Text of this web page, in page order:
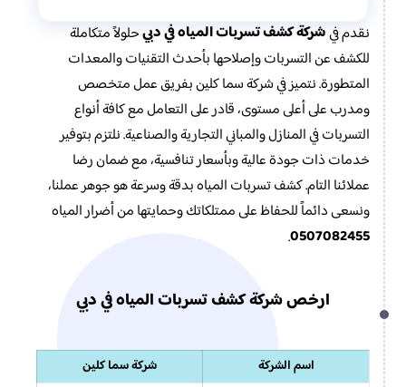
نقدم فيشركة كشف تسربات المياه في دبيحلولاً متكاملة
للكشف عن التسربات وإصلاحها بأحدث التقنيات والمعدات
المتطورة. نتميز في شركة سما كلين بفريق عمل متخصص
ومدرب على أعلى مستوى، قادر على التعامل مع كافة أنواع
التسربات في المنازل والمباني التجارية والصناعية. نلتزم بتوفير
خدمات ذات جودة عالية وبأسعار تنافسية، مع ضمان رضا
عملائنا التام. كشف تسربات المياه بدقة وسرعة هو جوهر عملنا،
ونسعى دائماً للحفاظ على ممتلكاتك وحمايتها من أضرار المياه
0507082455
.
ارخص شركة كشف تسربات المياه في دبي
اسم الشركة
شركة سما كلين